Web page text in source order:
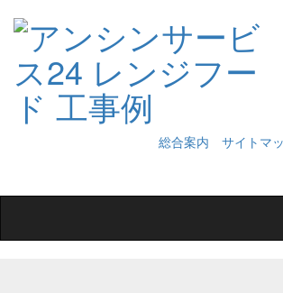
総合案内 サイトマ